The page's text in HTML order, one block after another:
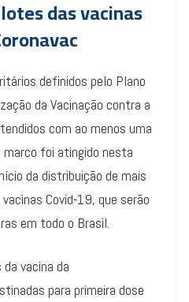
das vacinas
definidos pelo Plano
da Vacinação contra a
com ao menos uma
marco foi atingido nesta
da distribuição de mais
Covid-19, que serão
em todo o Brasil.
vacina da
para primeira dose